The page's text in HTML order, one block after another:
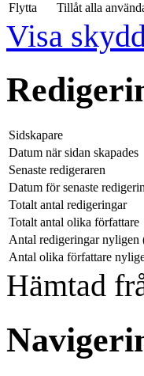
Flytta
Tillåt alla
Visa
Sidskapare
Datum när sidan skapades
Senaste redigeraren
Datum för senaste
Totalt antal redigeringar
Totalt antal olika författare
Antal redigeringar nyligen
Antal olika författare
Hämtad